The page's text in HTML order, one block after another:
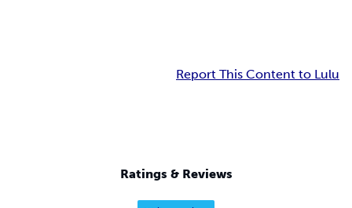
Report This Content to Lulu
Ratings & Reviews